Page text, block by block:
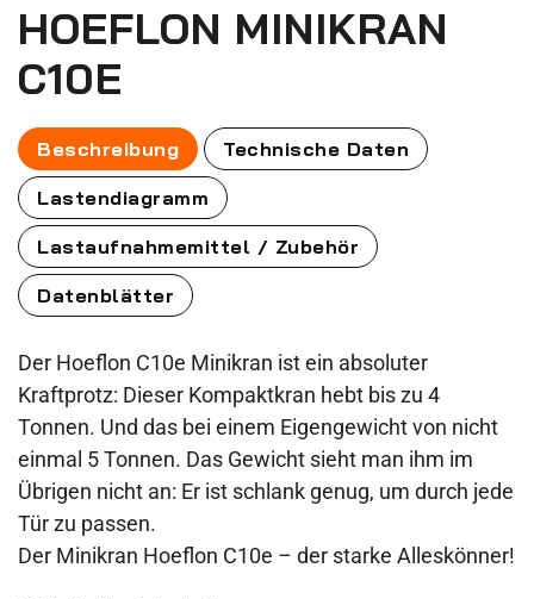
HOEFLON MINIKRAN
C10E
Beschreibung Technische Daten
Lastendiagramm
Lastaufnahmemittel / Zubehör
Datenblätter
Der Hoeflon C10e Minikran ist ein absoluter
Kraftprotz: Dieser Kompaktkran hebt bis zu 4
Tonnen. Und das bei einem Eigengewicht von nicht
einmal 5 Tonnen. Das Gewicht sieht man ihm im
Übrigen nicht an: Er ist schlank genug, um durch jede
Tür zu passen.
Der Minikran Hoeflon C10e – der starke Alleskönner!